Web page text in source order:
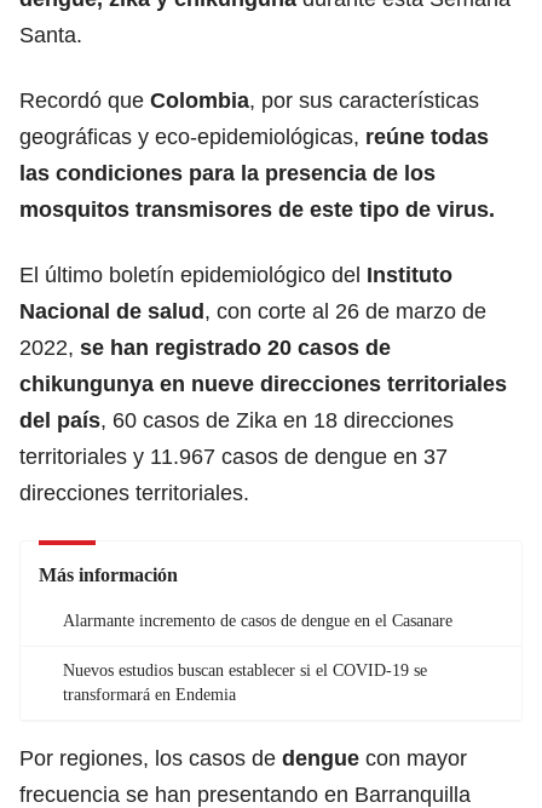
Santa.
Recordó que Colombia, por sus características
geográficas y eco-epidemiológicas, reúne todas
las condiciones para la presencia de los
mosquitos transmisores de este tipo de virus.
El último boletín epidemiológico del Instituto
Nacional de salud, con corte al 26 de marzo de
2022, se han registrado 20 casos de
chikungunya en nueve direcciones territoriales
del país, 60 casos de Zika en 18 direcciones
territoriales y 11.967 casos de dengue en 37
direcciones territoriales.
Más información
Alarmante incremento de casos de dengue en el Casanare
Nuevos estudios buscan establecer si el COVID-19 se
transformará en Endemia
Por regiones, los casos de dengue con mayor
frecuencia se han presentando en Barranquilla